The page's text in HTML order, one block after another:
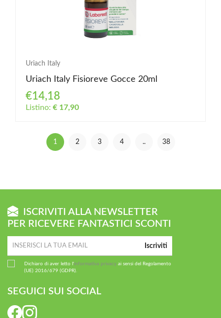
Uriach Italy
Uriach Italy Fisioreve Gocce 20ml
€14,18
Listino: € 17,90
1 2 3 4 .. 38
ISCRIVITI ALLA NEWSLETTER
PER RICEVERE FANTASTICI SCONTI
Iscriviti
Dichiaro di aver letto l'informativa privacy ai sensi del Regolamento
(UE) 2016/679 (GDPR).
SEGUICI SUI SOCIAL